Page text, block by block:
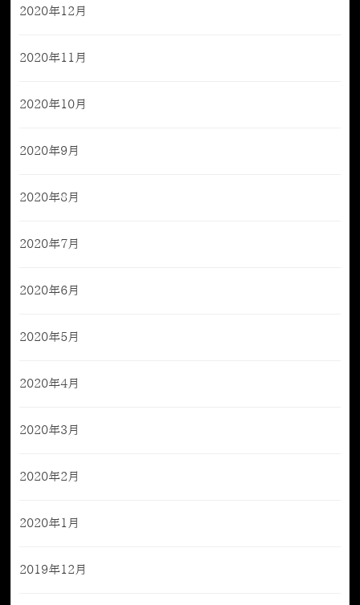
2020年12月
2020年11月
2020年10月
2020年9月
2020年8月
2020年7月
2020年6月
2020年5月
2020年4月
2020年3月
2020年2月
2020年1月
2019年12月